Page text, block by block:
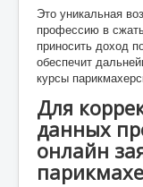
Это уникальная
профессию в
приносить доход
обеспечит
курсы
Для
данных
онлайн